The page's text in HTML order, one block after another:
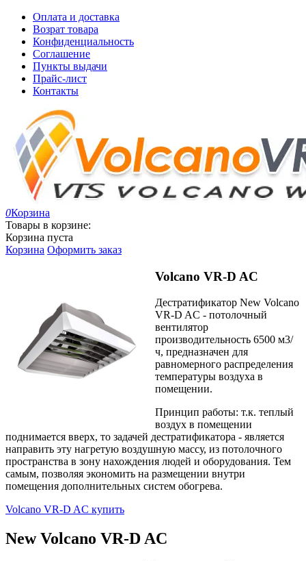
Оплата и доставка
Возрат товара
Конфиденциальность
Соглашение
Пункты выдачи
Прайс-лист
Контакты
0Корзина
Товары в корзине:
Корзина пуста
Корзина Оформить заказ
Volcano VR-D AC
Дестратификатор New Volcano
VR-D AC - потолочный
вентилятор
производительность 6500 м3/
ч, предназначен для
равномерного распределения
температуры воздуха в
помещении.
Принцип работы: т.к. теплый
воздух в помещении
поднимается вверх, то задачей дестратификатора - является
направить эту нагретую воздушную массу, из потолочного
пространства в зону нахождения людей и оборудования. Тем
самым, позволяя экономить на размещении внутри
помещения дополнительных систем обогрева.
Volcano VR-D AC купить
New Volcano VR-D AC